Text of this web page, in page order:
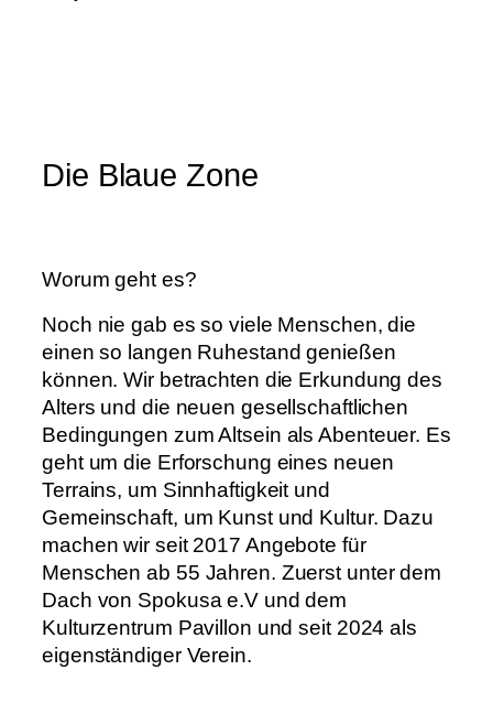
Die Blaue Zone
Worum geht es?
Noch nie gab es so viele Menschen, die
einen so langen Ruhestand genießen
können. Wir betrachten die Erkundung des
Alters und die neuen gesellschaftlichen
Bedingungen zum Altsein als Abenteuer. Es
geht um die Erforschung eines neuen
Terrains, um Sinnhaftigkeit und
Gemeinschaft, um Kunst und Kultur. Dazu
machen wir seit 2017 Angebote für
Menschen ab 55 Jahren. Zuerst unter dem
Dach von Spokusa e.V und dem
Kulturzentrum Pavillon und seit 2024 als
eigenständiger Verein.